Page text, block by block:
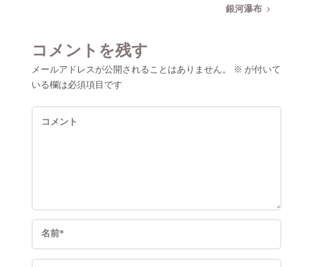
銀河瀑布
コメントを残す
メールアドレスが公開されることはありません。 ※ が付いて
いる欄は必須項目です